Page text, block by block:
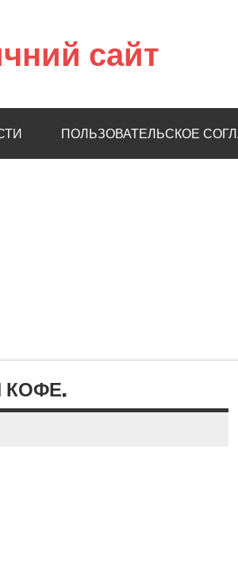
сайт
ПОЛЬЗОВАТЕЛЬСКОЕ
КОФЕ.